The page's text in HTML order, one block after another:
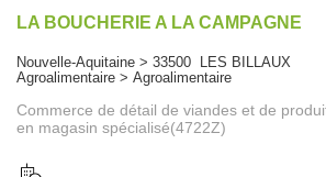
LA BOUCHERIE A LA CAMPAGNE
Nouvelle-Aquitaine > 33500 LES BILLAUX
Agroalimentaire > Agroalimentaire
Commerce de détail de viandes et de
en magasin spécialisé(4722Z)